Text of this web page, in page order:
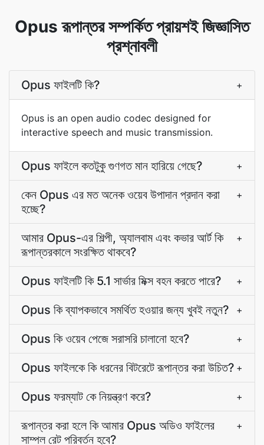
Opus রূপান্তর সম্পর্কিত প্রায়শই জিজ্ঞাসিত
প্রশ্নাবলী
Opus ফাইলটি কি? +
Opus is an open audio codec designed for
interactive speech and music transmission.
Opus ফাইলে কতটুকু গুণগত মান হারিয়ে গেছে? +
কেন Opus এর মত অনেক ওয়েব উপাদান প্রদান করা
হচ্ছে?
+
আমার Opus-এর শিল্পী, অ্যালবাম এবং কভার আর্ট কি
রূপান্তরকালে সংরক্ষিত থাকবে?
+
Opus ফাইলটি কি 5.1 সার্ভার মিক্স বহন করতে পারে? +
Opus কি ব্যাপকভাবে সমর্থিত হওয়ার জন্য খুবই নতুন? +
Opus কি ওয়েব পেজে সরাসরি চালানো হবে? +
Opus ফাইলকে কি ধরনের বিটরেটে রূপান্তর করা উচিত? +
Opus ফরম্যাট কে নিয়ন্ত্রণ করে? +
রূপান্তর করা হলে কি আমার Opus অডিও ফাইলের
সাম্পল রেট পরিবর্তন হবে?
+